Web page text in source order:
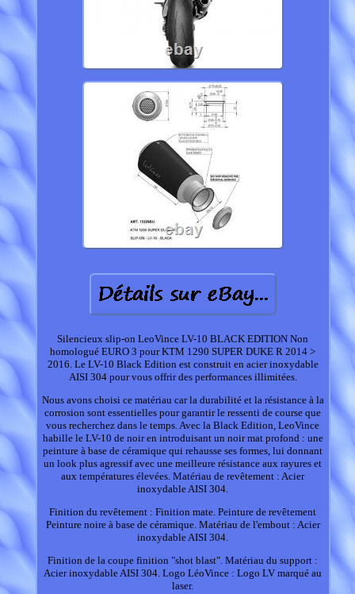
Silencieux slip-on LeoVince LV-10 BLACK EDITION Non
homologué EURO 3 pour KTM 1290 SUPER DUKE R 2014 >
2016. Le LV-10 Black Edition est construit en acier inoxydable
AISI 304 pour vous offrir des performances illimitées.
Nous avons choisi ce matériau car la durabilité et la résistance à la
corrosion sont essentielles pour garantir le ressenti de course que
vous recherchez dans le temps. Avec la Black Edition, LeoVince
habille le LV-10 de noir en introduisant un noir mat profond : une
peinture à base de céramique qui rehausse ses formes, lui donnant
un look plus agressif avec une meilleure résistance aux rayures et
aux températures élevées. Matériau de revêtement : Acier
inoxydable AISI 304.
Finition du revêtement : Finition mate. Peinture de revêtement
Peinture noire à base de céramique. Matériau de l'embout : Acier
inoxydable AISI 304.
Finition de la coupe finition "shot blast". Matériau du support :
Acier inoxydable AISI 304. Logo LéoVince : Logo LV marqué au
laser.